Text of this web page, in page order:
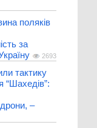
поляків
за
2693
тактику
“Шахедів”:
–